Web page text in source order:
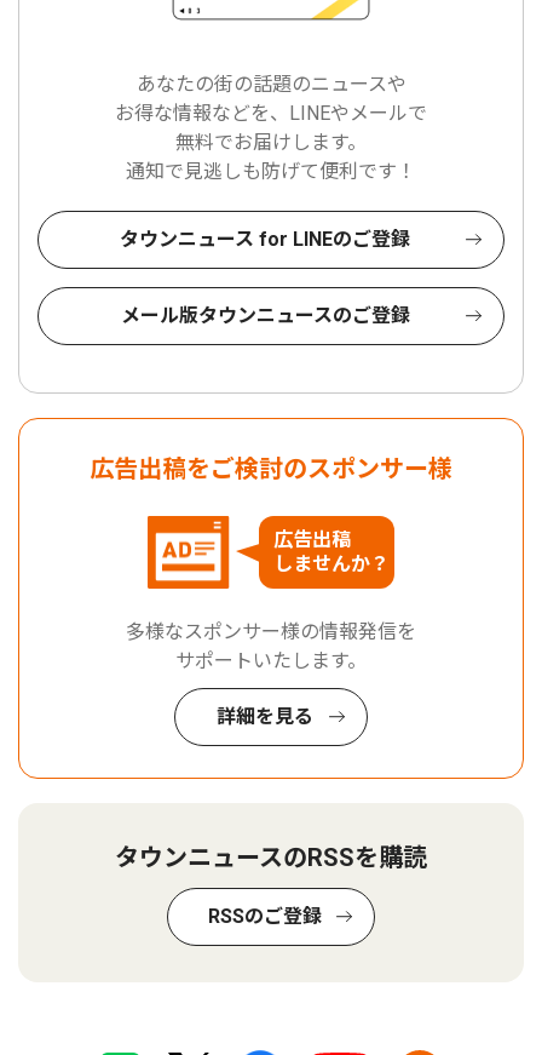
あなたの街の話題のニュースや
お得な情報などを、LINEやメールで
無料でお届けします。
通知で見逃しも防げて便利です！
タウンニュース for LINEのご登録
メール版タウンニュースのご登録
広告出稿をご検討のスポンサー様
広告出稿
しませんか？
多様なスポンサー様の情報発信を
サポートいたします。
詳細を見る
タウンニュースのRSSを購読
RSSのご登録